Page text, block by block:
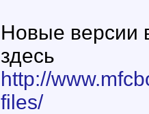
Новые версии
здесь
http://
files/